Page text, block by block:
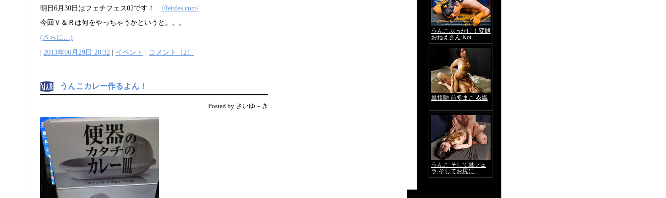
明日6月30日はフェチフェス02です！ //fetifes.com/
今回Ｖ＆Ｒは何をやっちゃうかというと。。。
(さらに…)
| 2013年06月29日 20:32 | イベント | コメント（2）
うんこカレー作るよん！
Posted by さいゆ～き